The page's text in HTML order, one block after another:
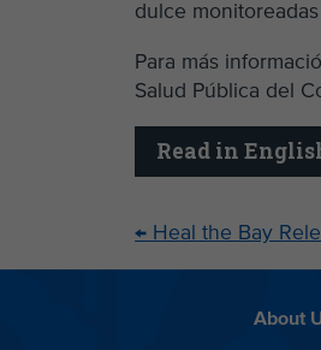
dulce
Para más
Salud Pública del
Read in
← Heal the Bay
About